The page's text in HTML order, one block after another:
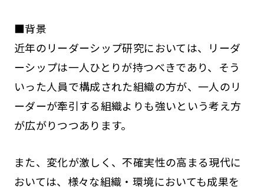
■背景
近年のリーダーシップ研究においては、リーダ
ーシップは一人ひとりが持つべきであり、そう
いった人員で構成された組織の方が、一人のリ
ーダーが牽引する組織よりも強いという考え方
が広がりつつあります。
また、変化が激しく、不確実性の高まる現代に
おいては、様々な組織・環境においても成果を